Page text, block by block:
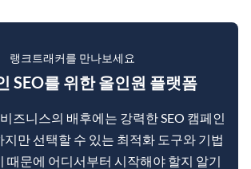
랭크트래커를 만나보세요
SEO를 위한 올인원 플랫폼
즈니스의 배후에는 강력한 SEO 캠페인
지만 선택할 수 있는 최적화 도구와 기법
때문에 어디서부터 시작해야 할지 알기